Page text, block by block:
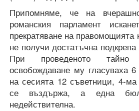
Припомняме, че на
романския парламент
прекратяване на
не получи достатъчна
При проведеното тайно
освобождаване му гласуваха
на сесията 12 съветници, 4-
се въздържа, а една
недействителна.